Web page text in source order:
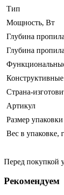
Тип
Мощность, Вт
Глубина
Глубина
Страна-
Артикул
Размер
Вес в упаковке, г
Перед покупкой
Рекомендуем